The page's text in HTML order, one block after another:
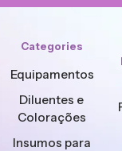
Categories
Equipamentos
Diluentes e
Colorações
Insumos para